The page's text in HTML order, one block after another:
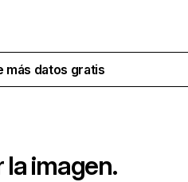
más datos gratis
la imagen.